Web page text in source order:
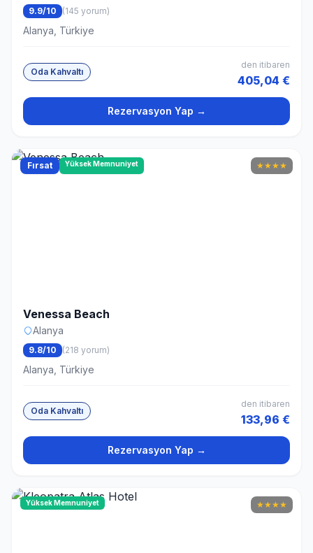
9.9/10 (145 yorum)
Alanya, Türkiye
Oda Kahvaltı
den itibaren
405,04 €
Rezervasyon Yap →
Fırsat Yüksek Memnuniyet ★★★★
Venessa Beach
Alanya
9.8/10 (218 yorum)
Alanya, Türkiye
Oda Kahvaltı
den itibaren
133,96 €
Rezervasyon Yap →
Yüksek Memnuniyet ★★★★